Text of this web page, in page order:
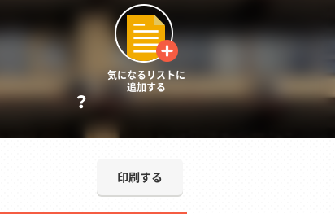
？
気になるリストに
追加する
印刷する